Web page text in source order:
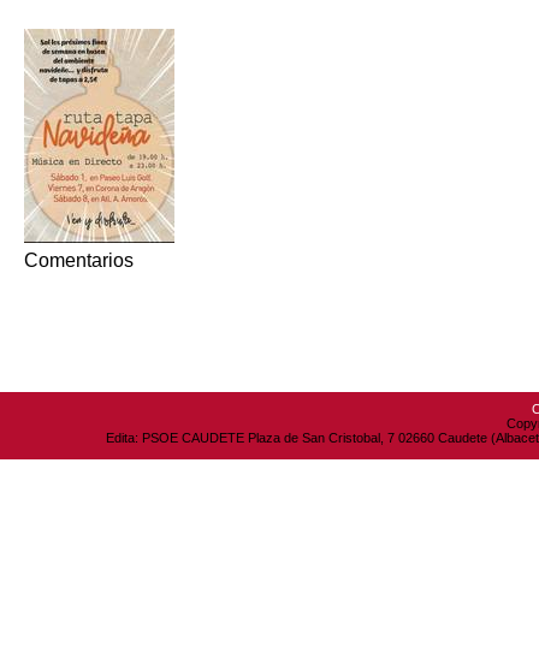
Comentarios
Edita: PSOE CAUDETE Plaza de San Cristobal, 7 02660 Caudete